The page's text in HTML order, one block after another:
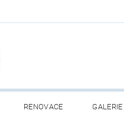
RENOVACE GALERIE